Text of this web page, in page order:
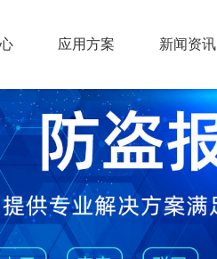
应用方案 新闻资讯